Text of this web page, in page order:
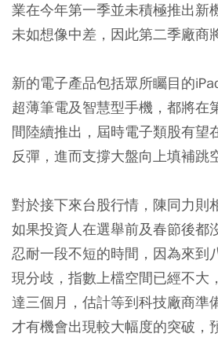
業在今年第一季並未積極推出新
未如想像中差，因此第二季廠商
新的電子產品包括眾所矚目的
超薄筆電及智慧型手機，都將在
間陸續推出，屆時電子類股有望
反彈，進而支撐大盤向上填補跳
對於接下來台股行情，陳同力則
如果投資人在選舉前及春節後都
忍耐一段不短的時間，因為來到
現分歧，指數上檔空間已經不大
達三個月，估計等到科技廠商準
才有機會出現較大幅度的突破，